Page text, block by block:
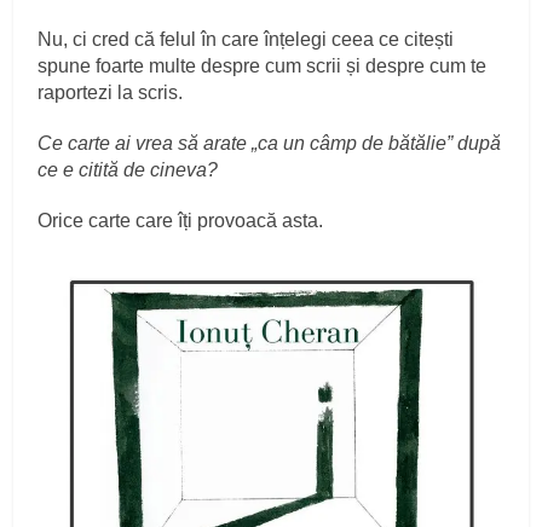
Nu, ci cred că felul în care înțelegi ceea ce citești
spune foarte multe despre cum scrii și despre cum te
raportezi la scris.
Ce carte ai vrea să arate „ca un câmp de bătălie” după
ce e citită de cineva?
Orice carte care îți provoacă asta.